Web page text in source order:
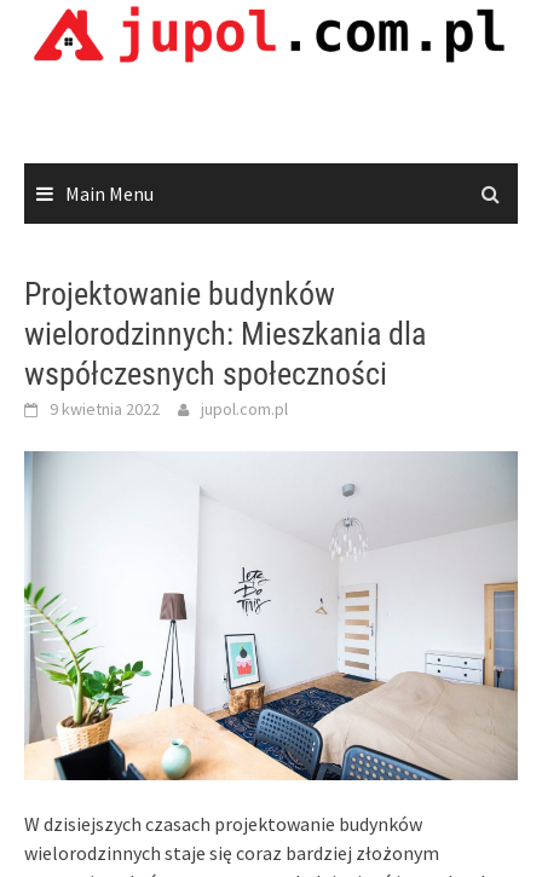
Main Menu
Projektowanie budynków
wielorodzinnych: Mieszkania dla
współczesnych społeczności
9 kwietnia 2022 jupol.com.pl
W dzisiejszych czasach projektowanie budynków
wielorodzinnych staje się coraz bardziej złożonym